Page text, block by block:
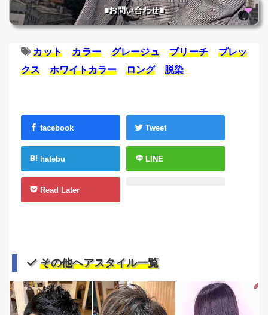
■お問い合わせ■
カット カラー グレージュ ブリーチ
プレッ
クス
ホワイトカラー ロング 脱染
facebook Tweet
hatebu LINE
Read Later
その他ヘアスタイル一覧